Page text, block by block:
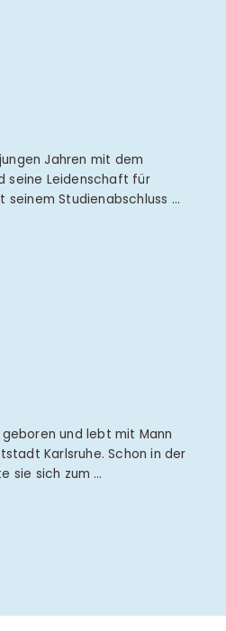
Jahren mit dem
seine Leidenschaft für
Studienabschluss …
und lebt mit Mann
Karlsruhe. Schon in der
sie sich zum …